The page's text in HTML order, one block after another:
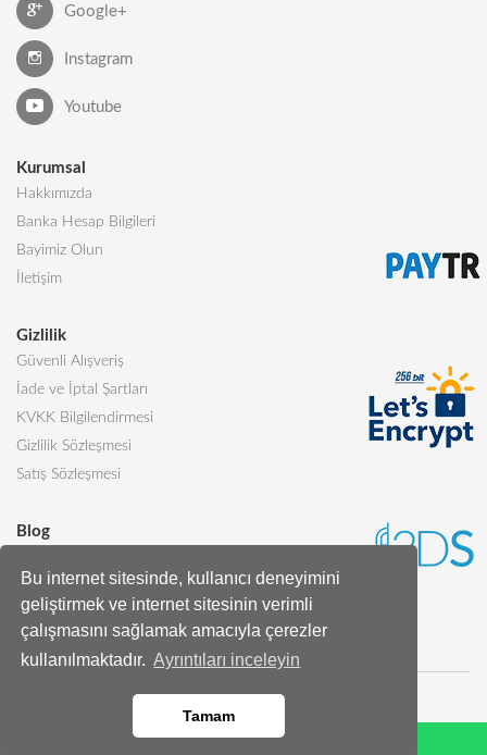
Bu internet sitesinde, kullanıcı deneyimini
geliştirmek ve internet sitesinin verimli
çalışmasını sağlamak amacıyla çerezler
kullanılmaktadır. Ayrıntıları inceleyin
Tamam
Google+
Instagram
Youtube
Kurumsal
Hakkımızda
Banka Hesap Bilgileri
Bayimiz Olun
İletişim
Gizlilik
Güvenli Alışveriş
İade ve İptal Şartları
KVKK Bilgilendirmesi
Gizlilik Sözleşmesi
Satış Sözleşmesi
Blog
Butik Pasta Nedir?
Tüm Blog Yazıları